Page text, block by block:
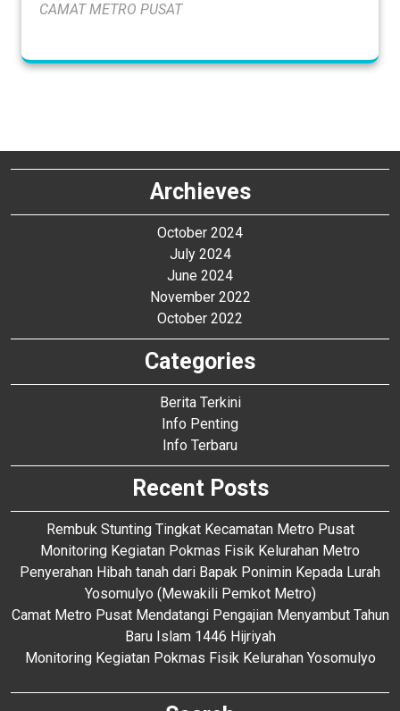
CAMAT METRO PUSAT
Archieves
October 2024
July 2024
June 2024
November 2022
October 2022
Categories
Berita Terkini
Info Penting
Info Terbaru
Recent Posts
Rembuk Stunting Tingkat Kecamatan Metro Pusat
Monitoring Kegiatan Pokmas Fisik Kelurahan Metro
Penyerahan Hibah tanah dari Bapak Ponimin Kepada Lurah
Yosomulyo (Mewakili Pemkot Metro)
Camat Metro Pusat Mendatangi Pengajian Menyambut Tahun
Baru Islam 1446 Hijriyah
Monitoring Kegiatan Pokmas Fisik Kelurahan Yosomulyo